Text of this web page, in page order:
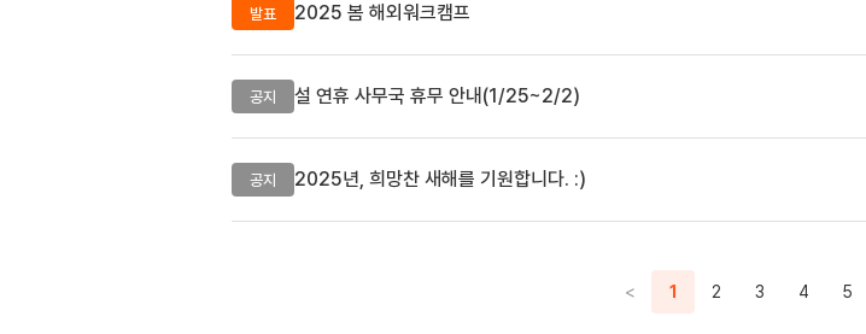
발표 2025 봄 해외워크캠프
공지 설 연휴 사무국 휴무 안내(1/25~2/2)
공지 2025년, 희망찬 새해를 기원합니다. :)
< 1 2 3 4 5